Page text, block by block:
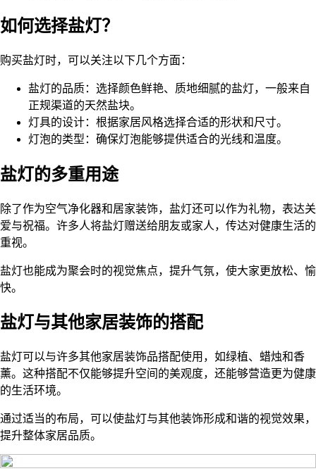
如何选择盐灯？
购买盐灯时，可以关注以下几个方面：
盐灯的品质：选择颜色鲜艳、质地细腻的盐灯，一般来自
正规渠道的天然盐块。
灯具的设计：根据家居风格选择合适的形状和尺寸。
灯泡的类型：确保灯泡能够提供适合的光线和温度。
盐灯的多重用途
除了作为空气净化器和居家装饰，盐灯还可以作为礼物，表达关
爱与祝福。许多人将盐灯赠送给朋友或家人，传达对健康生活的
重视。
盐灯也能成为聚会时的视觉焦点，提升气氛，使大家更放松、愉
快。
盐灯与其他家居装饰的搭配
盐灯可以与许多其他家居装饰品搭配使用，如绿植、蜡烛和香
薰。这种搭配不仅能够提升空间的美观度，还能够营造更为健康
的生活环境。
通过适当的布局，可以使盐灯与其他装饰形成和谐的视觉效果，
提升整体家居品质。